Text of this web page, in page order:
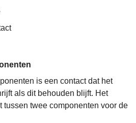
is een contact dat het
als dit behouden blijft. Het
tussen twee componenten voor de